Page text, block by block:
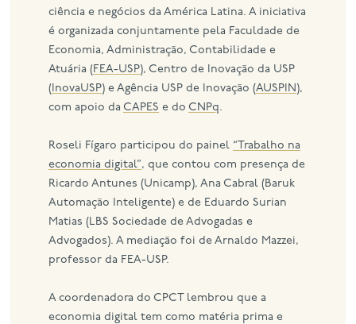
ciência e negócios da América Latina. A iniciativa
é organizada conjuntamente pela Faculdade de
Economia, Administração, Contabilidade e
Atuária (FEA-USP), Centro de Inovação da USP
(InovaUSP) e Agência USP de Inovação (AUSPIN),
com apoio da CAPES e do CNPq.
Roseli Fígaro participou do painel “Trabalho na
economia digital”, que contou com presença de
Ricardo Antunes (Unicamp), Ana Cabral (Baruk
Automação Inteligente) e de Eduardo Surian
Matias (LBS Sociedade de Advogadas e
Advogados). A mediação foi de Arnaldo Mazzei,
professor da FEA-USP.
A coordenadora do CPCT lembrou que a
economia digital tem como matéria prima e